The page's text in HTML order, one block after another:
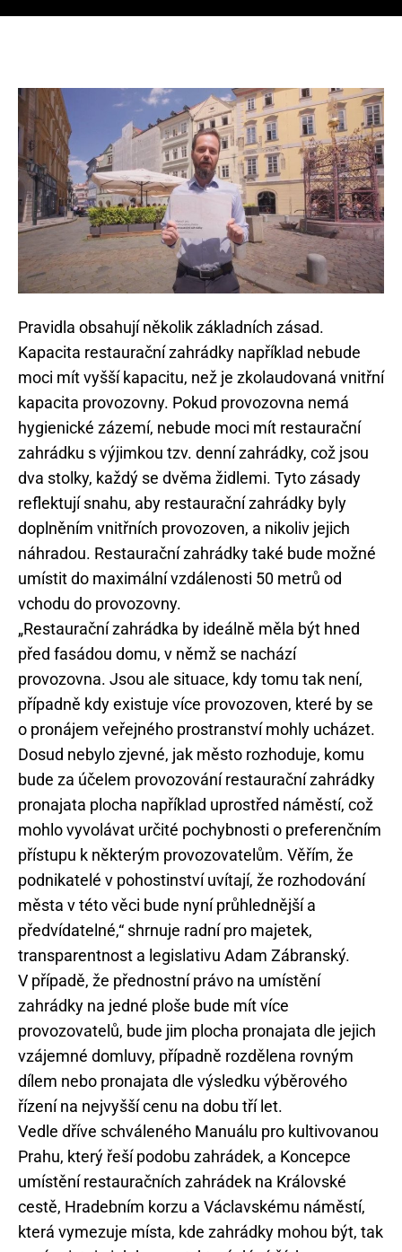
Pravidla obsahují několik základních zásad.
Kapacita restaurační zahrádky například nebude
moci mít vyšší kapacitu, než je zkolaudovaná vnitřní
kapacita provozovny. Pokud provozovna nemá
hygienické zázemí, nebude moci mít restaurační
zahrádku s výjimkou tzv. denní zahrádky, což jsou
dva stolky, každý se dvěma židlemi. Tyto zásady
reflektují snahu, aby restaurační zahrádky byly
doplněním vnitřních provozoven, a nikoliv jejich
náhradou. Restaurační zahrádky také bude možné
umístit do maximální vzdálenosti 50 metrů od
vchodu do provozovny.
„Restaurační zahrádka by ideálně měla být hned
před fasádou domu, v němž se nachází
provozovna. Jsou ale situace, kdy tomu tak není,
případně kdy existuje více provozoven, které by se
o pronájem veřejného prostranství mohly ucházet.
Dosud nebylo zjevné, jak město rozhoduje, komu
bude za účelem provozování restaurační zahrádky
pronajata plocha například uprostřed náměstí, což
mohlo vyvolávat určité pochybnosti o preferenčním
přístupu k některým provozovatelům. Věřím, že
podnikatelé v pohostinství uvítají, že rozhodování
města v této věci bude nyní průhlednější a
předvídatelné,“ shrnuje radní pro majetek,
transparentnost a legislativu Adam Zábranský.
V případě, že přednostní právo na umístění
zahrádky na jedné ploše bude mít více
provozovatelů, bude jim plocha pronajata dle jejich
vzájemné domluvy, případně rozdělena rovným
dílem nebo pronajata dle výsledku výběrového
řízení na nejvyšší cenu na dobu tří let.
Vedle dříve schváleného Manuálu pro kultivovanou
Prahu, který řeší podobu zahrádek, a Koncepce
umístění restauračních zahrádek na Královské
cestě, Hradebním korzu a Václavskému náměstí,
která vymezuje místa, kde zahrádky mohou být, tak